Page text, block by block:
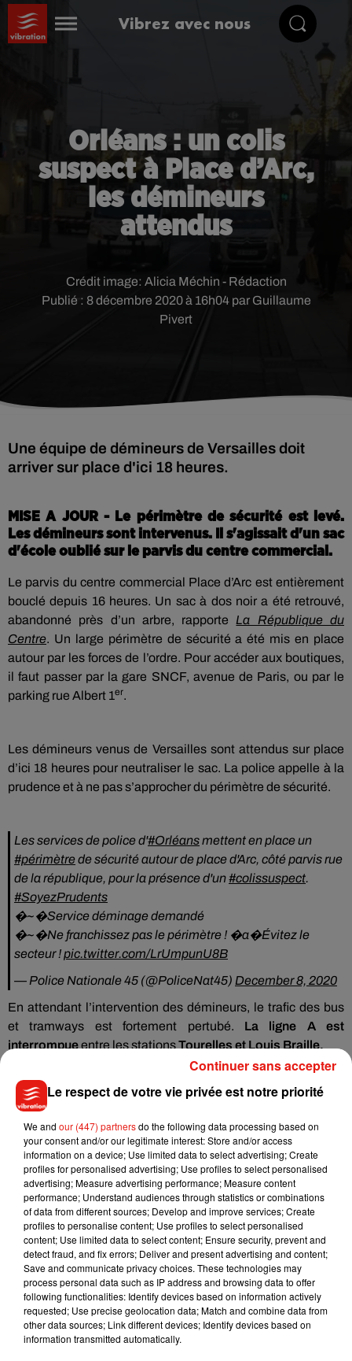
Vibrez avec nous
Orléans : un colis
suspect à Place d’Arc,
les démineurs
attendus
Publié : 8 décembre 2020 à 16h04 par Guillaume
Pivert
Crédit image: Alicia Méchin - Rédaction
Une équipe de démineurs de Versailles doit
arriver sur place d'ici 18 heures.
MISE A JOUR - Le périmètre de sécurité est levé.
Les démineurs sont intervenus. Il s'agissait d'un sac
d'école oublié sur le parvis du centre commercial.
Le parvis du centre commercial Place d’Arc est entièrement
bouclé depuis 16 heures. Un sac à dos noir a été retrouvé,
abandonné près d’un arbre, rapporte La République du
Centre. Un large périmètre de sécurité a été mis en place
autour par les forces de l’ordre. Pour accéder aux boutiques,
il faut passer par la gare SNCF, avenue de Paris, ou par le
parking rue Albert 1er.
Les démineurs venus de Versailles sont attendus sur place
d’ici 18 heures pour neutraliser le sac. La police appelle à la
prudence et à ne pas s’approcher du périmètre de sécurité.
Les services de police d'#Orléansmettent en place un
#périmètrede sécurité autour de place d'Arc, côté parvis rue
de la république, pour la présence d'un#colissuspect.
#SoyezPrudents
�~�️Service déminage demandé
�~�️Ne franchissez pas le périmètre ! �a�️Évitez le
secteur !pic.twitter.com/LrUmpunU8B
— Police Nationale 45 (@PoliceNat45) December 8, 2020
En attendant l’intervention des démineurs, le trafic des bus
et tramways est fortement pertubé. La ligne A
est
interrompueentre les stationsTourelles et Louis Braille.
�xa9Ligne A : Intervention de la police
�️INTERRUPTION de la ligne entre les stations
TOURELLES et LOUIS BRAILLE. �️
Merci de votre compréhension.
— Réseau Tao Orléans (@TAObustram)December 8,
2020
Musique
Benny Blanco invite Selena Gomez et
Le respect de votre vie privée est notre priorité
We and our (447) partnersdo the following data processing based on
your consent and/or our legitimate interest: Store and/or access
information on a device; Use limited data to select advertising; Create
profiles for personalised advertising; Use profiles to select personalised
advertising; Measure advertising performance; Measure content
performance; Understand audiences through statistics or combinations
of data from different sources; Develop and improve services; Create
profiles to personalise content; Use profiles to select personalised
content; Use limited data to select content; Ensure security, prevent and
detect fraud, and fix errors; Deliver and present advertising and content;
Save and communicate privacy choices. These technologies may
process personal data such as IP address and browsing data to offer
following functionalities: Identify devices based on information actively
requested; Use precise geolocation data; Match and combine data from
other data sources; Link different devices; Identify devices based on
information transmitted automatically.
Continuer sans accepter